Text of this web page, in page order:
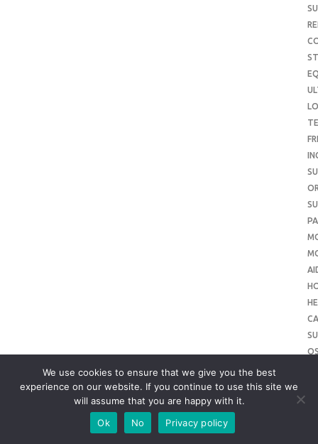
We use cookies to ensure that we give you the best
experience on our website. If you continue to use this site we
will assume that you are happy with it.
Ok
No Privacy policy